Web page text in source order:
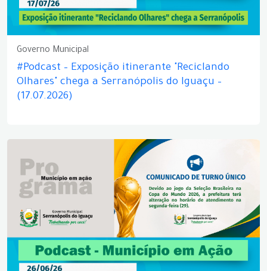
Governo Municipal
#Podcast – Exposição itinerante "Reciclando
Olhares" chega a Serranópolis do Iguaçu –
(17.07.2026)